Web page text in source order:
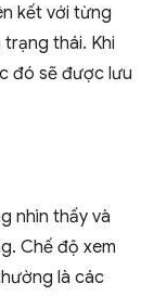
kết với từng
thái. Khi
đó sẽ được lưu
nhìn thấy và
Chế độ xem
là các